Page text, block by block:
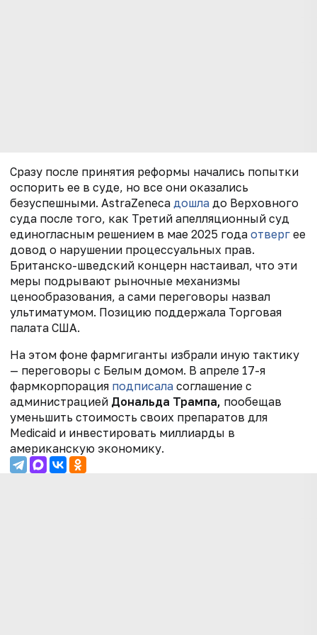
Сразу после принятия реформы начались попытки
оспорить ее в суде, но все они оказались
безуспешными. AstraZeneca дошла до Верховного
суда после того, как Третий апелляционный суд
единогласным решением в мае 2025 года отверг ее
довод о нарушении процессуальных прав.
Британско-шведский концерн настаивал, что эти
меры подрывают рыночные механизмы
ценообразования, а сами переговоры назвал
ультиматумом. Позицию поддержала Торговая
палата США.
На этом фоне фармгиганты избрали иную тактику
— переговоры с Белым домом. В апреле 17-я
фармкорпорация подписала соглашение с
администрацией Дональда Трампа, пообещав
уменьшить стоимость своих препаратов для
Medicaid и инвестировать миллиарды в
американскую экономику.